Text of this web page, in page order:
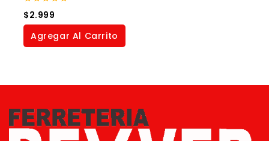
0
out
of
$2.999
Agregar Al Carrito